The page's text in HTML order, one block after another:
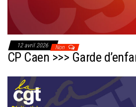
12 avril 2026 Non
CP Caen >>> Garde